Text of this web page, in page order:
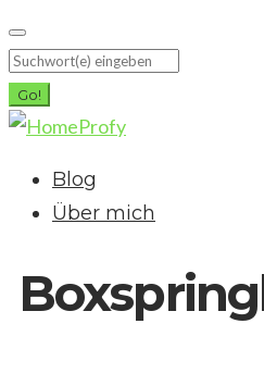
Skip
to
content
Search
for:
Go!
Blog
Über mich